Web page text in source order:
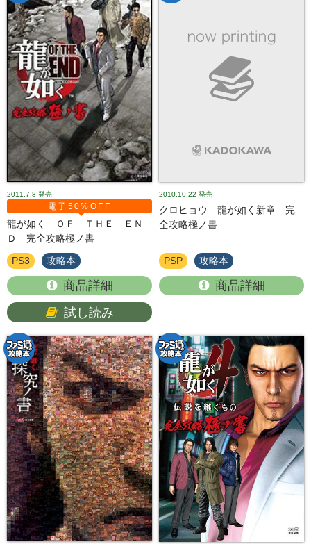
2011.7.8 発売
電子50%OFF
龍が如く ＯＦ ＴＨＥ ＥＮ
Ｄ 完全攻略極ノ書
PS3 攻略本
商品詳細
試し読み
2010.10.22 発売
クロヒョウ 龍が如く新章 完
全攻略極ノ書
PSP 攻略本
商品詳細